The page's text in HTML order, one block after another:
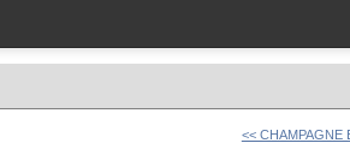
<< CHAMPAGNE